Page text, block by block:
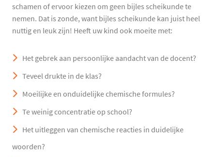
schamen of ervoor kiezen om geen bijles scheikunde te
nemen. Dat is zonde, want bijles scheikunde kan juist heel
nuttig en leuk zijn! Heeft uw kind ook moeite met:
Het gebrek aan persoonlijke aandacht van de docent?
Teveel drukte in de klas?
Moeilijke en onduidelijke chemische formules?
Te weinig concentratie op school?
Het uitleggen van chemische reacties in duidelijke
woorden?